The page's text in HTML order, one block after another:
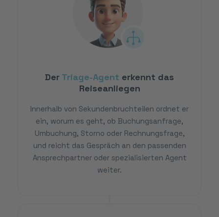
Der Triage-Agent erkennt das
Reiseanliegen
Innerhalb von Sekundenbruchteilen ordnet er
ein, worum es geht, ob Buchungsanfrage,
Umbuchung, Storno oder Rechnungsfrage,
und reicht das Gespräch an den passenden
Ansprechpartner oder spezialisierten Agent
weiter.